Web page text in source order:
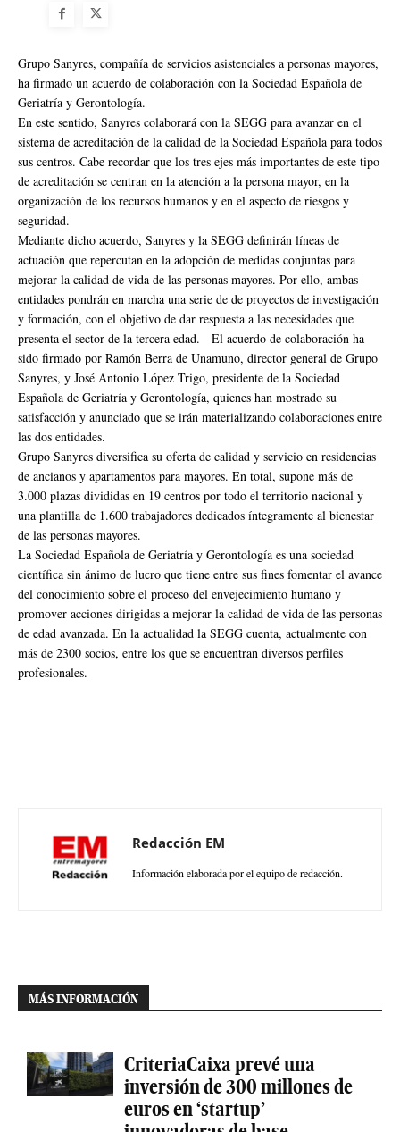
Grupo Sanyres, compañía de servicios asistenciales a personas mayores,
ha firmado un acuerdo de colaboración con la Sociedad Española de
Geriatría y Gerontología.
En este sentido, Sanyres colaborará con la SEGG para avanzar en el
sistema de acreditación de la calidad de la Sociedad Española para todos
sus centros. Cabe recordar que los tres ejes más importantes de este tipo
de acreditación se centran en la atención a la persona mayor, en la
organización de los recursos humanos y en el aspecto de riesgos y
seguridad.
Mediante dicho acuerdo, Sanyres y la SEGG definirán líneas de
actuación que repercutan en la adopción de medidas conjuntas para
mejorar la calidad de vida de las personas mayores. Por ello, ambas
entidades pondrán en marcha una serie de de proyectos de investigación
y formación, con el objetivo de dar respuesta a las necesidades que
presenta el sector de la tercera edad. El acuerdo de colaboración ha
sido firmado por Ramón Berra de Unamuno, director general de Grupo
Sanyres, y José Antonio López Trigo, presidente de la Sociedad
Española de Geriatría y Gerontología, quienes han mostrado su
satisfacción y anunciado que se irán materializando colaboraciones entre
las dos entidades.
Grupo Sanyres diversifica su oferta de calidad y servicio en residencias
de ancianos y apartamentos para mayores. En total, supone más de
3.000 plazas divididas en 19 centros por todo el territorio nacional y
una plantilla de 1.600 trabajadores dedicados íntegramente al bienestar
de las personas mayores.
La Sociedad Española de Geriatría y Gerontología es una sociedad
científica sin ánimo de lucro que tiene entre sus fines fomentar el avance
del conocimiento sobre el proceso del envejecimiento humano y
promover acciones dirigidas a mejorar la calidad de vida de las personas
de edad avanzada. En la actualidad la SEGG cuenta, actualmente con
más de 2300 socios, entre los que se encuentran diversos perfiles
profesionales.
Redacción EM
Información elaborada por el equipo de redacción.
MÁS INFORMACIÓN
CriteriaCaixa prevé una
inversión de 300 millones de
euros en ‘startup’